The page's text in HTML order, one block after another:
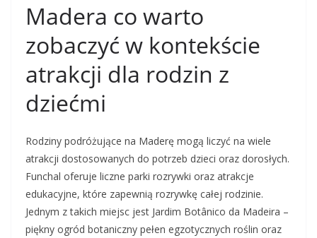
Madera co warto
zobaczyć w kontekście
atrakcji dla rodzin z
dziećmi
Rodziny podróżujące na Maderę mogą liczyć na wiele
atrakcji dostosowanych do potrzeb dzieci oraz dorosłych.
Funchal oferuje liczne parki rozrywki oraz atrakcje
edukacyjne, które zapewnią rozrywkę całej rodzinie.
Jednym z takich miejsc jest Jardim Botânico da Madeira –
piękny ogród botaniczny pełen egzotycznych roślin oraz